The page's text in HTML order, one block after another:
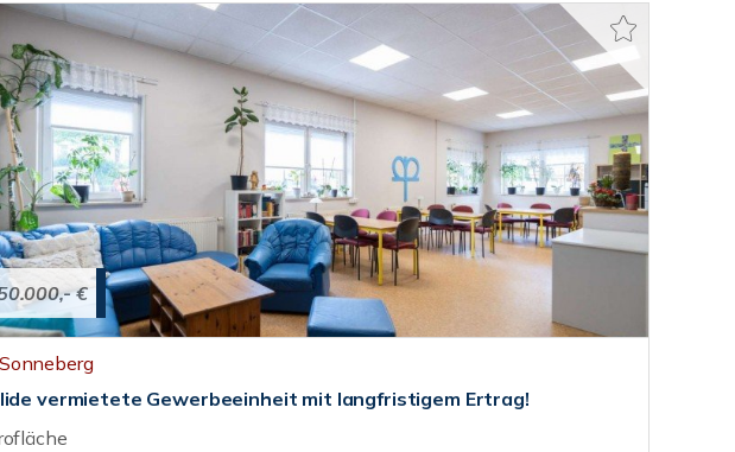
€
Sonneberg
vermietete Gewerbeeinheit mit langfristigem Ertrag!